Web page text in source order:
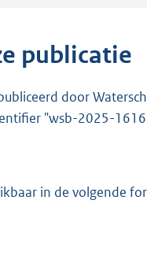
publicatie
door
"wsb-2025-
in de volgende